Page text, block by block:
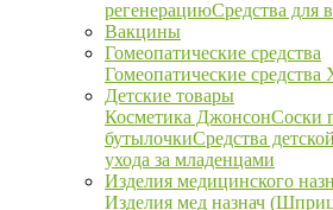
регенерациюСредства для
Вакцины
Гомеопатические средства
Гомеопатические средства
Детские товары
Косметика ДжонсонСоски
бутылочкиСредства
ухода за младенцами
Изделия медицинского
Изделия мед назнач